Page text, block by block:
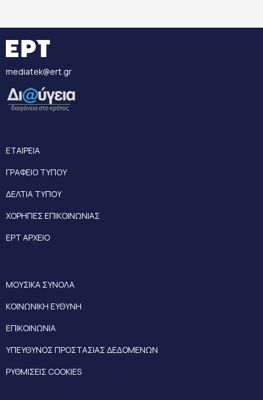
mediatek@ert.gr
ΕΤΑΙΡΕΙΑ
ΓΡΑΦΕΙΟ ΤΥΠΟΥ
ΔΕΛΤΙΑ ΤΥΠΟΥ
ΧΟΡΗΓΙΕΣ ΕΠΙΚΟΙΝΩΝΙΑΣ
ΕΡΤ ΑΡΧΕΙΟ
ΜΟΥΣΙΚΑ ΣΥΝΟΛΑ
ΚΟΙΝΩΝΙΚΗ ΕΥΘΥΝΗ
ΕΠΙΚΟΙΝΩΝΙΑ
ΥΠΕΥΘΥΝΟΣ ΠΡΟΣΤΑΣΙΑΣ ΔΕΔΟΜΕΝΩΝ
ΡΥΘΜΙΣΕΙΣ COOKIES